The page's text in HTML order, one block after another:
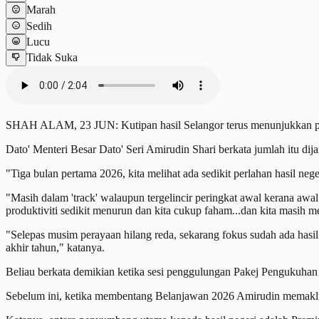
Marah
Sedih
Lucu
Tidak Suka
SHAH ALAM, 23 JUN: Kutipan hasil Selangor terus menunjukkan
Dato' Menteri Besar Dato' Seri Amirudin Shari berkata jumlah itu
"Tiga bulan pertama 2026, kita melihat ada sedikit perlahan hasil
"Masih dalam 'track' walaupun tergelincir peringkat awal kerana
produktiviti sedikit menurun dan kita cukup faham...dan kita masih
"Selepas musim perayaan hilang reda, sekarang fokus sudah ada
akhir tahun," katanya.
Beliau berkata demikian ketika sesi penggulungan Pakej
Sebelum ini, ketika membentang Belanjawan 2026 Amirudin